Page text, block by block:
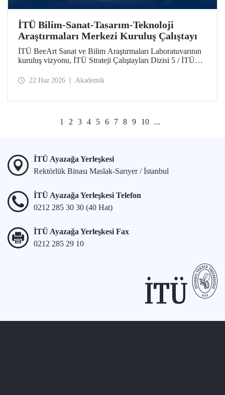
İTÜ Bilim-Sanat-Tasarım-Teknoloji
Araştırmaları Merkezi Kuruluş Çalıştayı
İTÜ BeeArt Sanat ve Bilim Araştırmaları Laboratuvarının
kuruluş vizyonu, İTÜ Strateji Çalıştayları Dizisi 5 / İTÜ
Kuruluş Çalıştayı’nda değerlendirildi.
22 Haz 2026 Akademik
1 2 3 4 5 6 7 8 9 10 ...
İTÜ Ayazağa Yerleşkesi
Rektörlük Binası Maslak-Sarıyer / İstanbul
İTÜ Ayazağa Yerleşkesi Telefon
0212 285 30 30 (40 Hat)
İTÜ Ayazağa Yerleşkesi Fax
0212 285 29 10